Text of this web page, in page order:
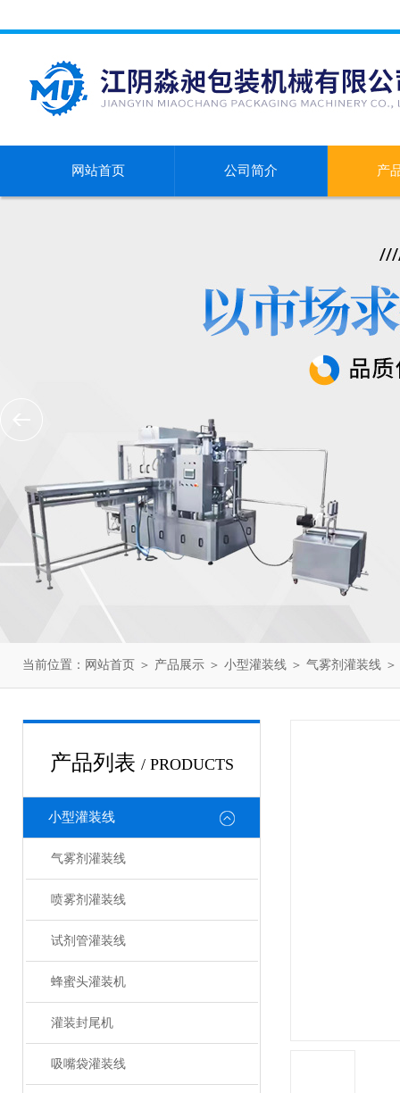
网站首页 公司简介 产
当前位置： 网站首页 ＞ 产品展示 ＞ 小型灌装线 ＞ 气雾剂灌装线
产品列表 / PRODUCTS
小型灌装线
气雾剂灌装线
喷雾剂灌装线
试剂管灌装线
蜂蜜头灌装机
灌装封尾机
吸嘴袋灌装线